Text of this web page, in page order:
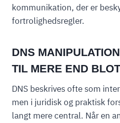
kommunikation, der er
fortrolighedsregler.
DNS
TIL MERE END
DNS beskrives ofte som
men i juridisk og praktisk
langt mere central. Når en